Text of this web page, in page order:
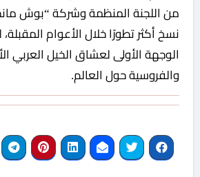
من اللجنة المنظمة وشركة “بوش
نسخ أكثر تطورًا خلال الأعوام
الوجهة الأولى لعشاق الخيل العربي
والفروسية حول العالم.